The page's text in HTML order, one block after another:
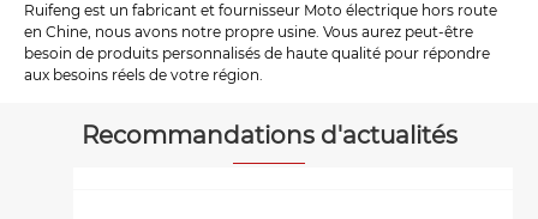
Ruifeng est un fabricant et fournisseur Moto électrique hors route
en Chine, nous avons notre propre usine. Vous aurez peut-être
besoin de produits personnalisés de haute qualité pour répondre
aux besoins réels de votre région.
Recommandations d'actualités